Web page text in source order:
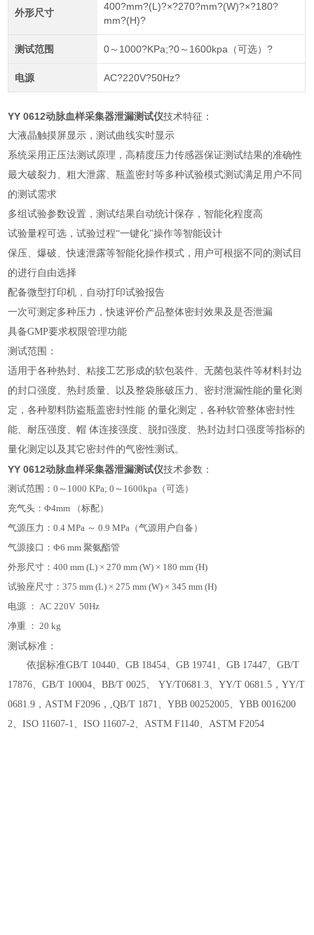
外形尺寸
400?mm?(L)?×?270?mm?(W)?×?180?
mm?(H)?
测试范围 0～1000?KPa;?0～1600kpa（可选）?
电源 AC?220V?50Hz?
YY 0612动脉血样采集器泄漏测试仪技术特征：
大液晶触摸屏显示，测试曲线实时显示
系统采用正压法测试原理，高精度压力传感器保证测试结果的准确性
最大破裂力、粗大泄露、瓶盖密封等多种试验模式测试满足用户不同
的测试需求
多组试验参数设置，测试结果自动统计保存，智能化程度高
试验量程可选，试验过程“一键化"操作等智能设计
保压、爆破、快速泄露等智能化操作模式，用户可根据不同的测试目
的进行自由选择
配备微型打印机，自动打印试验报告
一次可测定多种压力，快速评价产品整体密封效果及是否泄漏
具备GMP要求权限管理功能
测试范围：
适用于各种热封、粘接工艺形成的软包装件、无菌包装件等材料封边
的封口强度、热封质量、以及整袋胀破压力、密封泄漏性能的量化测
定，各种塑料防盗瓶盖密封性能 的量化测定，各种软管整体密封性
能、耐压强度、帽 体连接强度、脱扣强度、热封边封口强度等指标的
量化测定以及其它密封件的气密性测试。
YY 0612动脉血样采集器泄漏测试仪技术参数：
测试范围：0～1000 KPa; 0～1600kpa（可选）
充气头：Φ4mm （标配）
气源压力：0.4 MPa ～ 0.9 MPa（气源用户自备）
气源接口：Φ6 mm 聚氨酯管
外形尺寸：400 mm (L) × 270 mm (W) × 180 mm (H)
试验座尺寸：375 mm (L) × 275 mm (W) × 345 mm (H)
电源 ： AC 220V 50Hz
净重 ： 20 kg
测试标准：
依据标准GB/T 10440、GB 18454、GB 19741、GB 17447、GB/T
17876、GB/T 10004、BB/T 0025、 YY/T0681.3、YY/T 0681.5，YY/T
0681.9，ASTM F2096，,QB/T 1871、YBB 00252005、YBB 0016200
2、ISO 11607-1、ISO 11607-2、ASTM F1140、ASTM F2054